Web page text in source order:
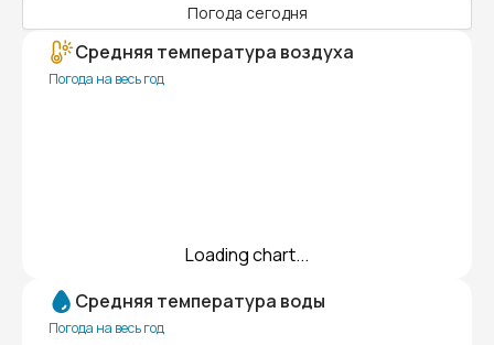
Погода сегодня
Средняя температура воздуха
Погода на весь год
Loading chart...
Средняя температура воды
Погода на весь год